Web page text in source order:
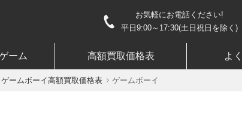
お気軽にお電話ください!
平日9:00～17:30(土日祝日を除く)
ーム 高額買取価格表 よ
ゲームボーイ高額買取価格表 ゲームボーイ